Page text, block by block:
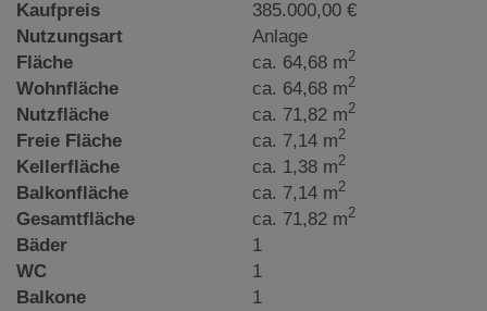
Kaufpreis
385.000,00 €
Nutzungsart
Anlage
Fläche
ca. 64,68 m2
Wohnfläche ca. 64,68 m2
Nutzfläche ca. 71,82 m2
Freie Fläche ca. 7,14 m2
Kellerfläche ca. 1,38 m2
Balkonfläche ca. 7,14 m2
Gesamtfläche ca. 71,82 m2
Bäder
1
WC
1
Balkone
1